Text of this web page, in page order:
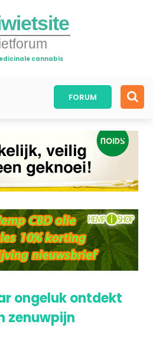
cannabis
FORUM
ongeluk ontdekt
zenuwpijn